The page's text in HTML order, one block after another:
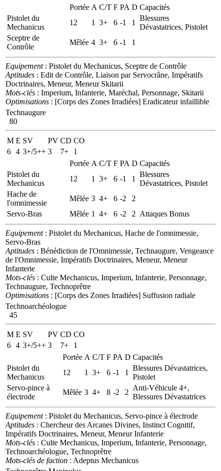
Portée A C/T F PA D Capacités
Pistolet du
Mechanicus
12 1 3+ 6 -1 1
Blessures
Dévastatrices, Pistolet
Sceptre de
Contrôle
Mêlée 4 3+ 6 -1 1
Equipement: Pistolet du Mechanicus, Sceptre de Contrôle
Aptitudes : Edit de Contrôle, Liaison par Servocrâne, Impératifs
Doctrinaires, Meneur, Meneur Skitarii
Mots-clés : Imperium, Infanterie, Maréchal, Personnage, Skitarii
Optimisations : [Corps des Zones Irradiées] Eradicateur infaillible
Technaugure
80
M E SV PV CD CO
6 4 3+/5++ 3 7+
1
Portée A C/T F PA D Capacités
Pistolet du
Mechanicus
12 1 3+ 6 -1 1
Blessures
Dévastatrices, Pistolet
Hache de
l'omnimessie
Mêlée 3 4+ 6 -2
2
Servo-Bras
Mêlée 1 4+ 6 -2 2 Attaques Bonus
Equipement: Pistolet du Mechanicus, Hache de l'omnimessie,
Servo-Bras
Aptitudes : Bénédiction de l'Omnimessie, Technaugure, Vengeance
de l'Omnimessie, Impératifs Doctrinaires, Meneur, Meneur
Infanterie
Mots-clés : Culte Mechanicus, Imperium, Infanterie, Personnage,
Technaugure, Technoprêtre
Optimisations : [Corps des Zones Irradiées] Suffusion radiale
Technoarchéologue
45
M E SV PV CD CO
6 4 3+/5++ 3 7+
1
Portée A C/T F PA D Capacités
Pistolet du
Mechanicus
12 1 3+ 6 -1 1
Blessures Dévastatrices,
Pistolet
Servo-pince à
électrode
Mêlée 3 4+ 8 -2 2
Anti-Véhicule 4+,
Blessures Dévastatrices
Equipement: Pistolet du Mechanicus, Servo-pince à électrode
Aptitudes : Chercheur des Arcanes Divines, Instinct Cognitif,
Impératifs Doctrinaires, Meneur, Meneur Infanterie
Mots-clés : Culte Mechanicus, Imperium, Infanterie, Personnage,
Technoarchéologue, Technoprêtre
Mots-clés de faction : Adeptus Mechanicus